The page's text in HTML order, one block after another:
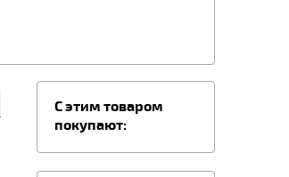
C этим товаром
покупают: